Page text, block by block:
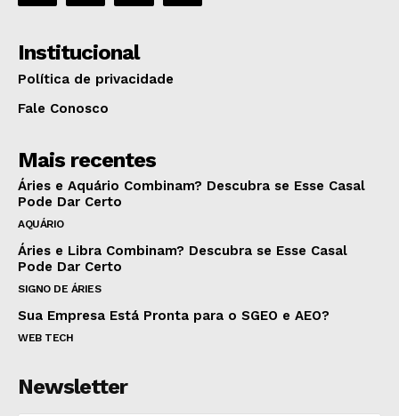
Institucional
Política de privacidade
Fale Conosco
Mais recentes
Áries e Aquário Combinam? Descubra se Esse Casal
Pode Dar Certo
AQUÁRIO
Áries e Libra Combinam? Descubra se Esse Casal
Pode Dar Certo
SIGNO DE ÁRIES
Sua Empresa Está Pronta para o SGEO e AEO?
WEB TECH
Newsletter